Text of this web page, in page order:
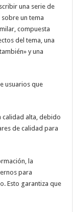
una serie de
un tema
compuesta
del tema, una
y una
usuarios que
calidad alta, debido
de calidad para
la
para
Esto garantiza que